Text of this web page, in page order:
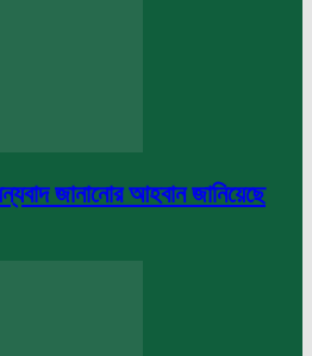
জানানোর আহবান জানিয়েছে